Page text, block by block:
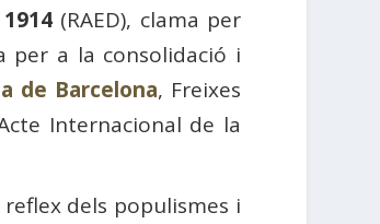
(RAED), clama per
per a la consolidació i
de Barcelona, ​​Freixes
Internacional de la
dels populismes i